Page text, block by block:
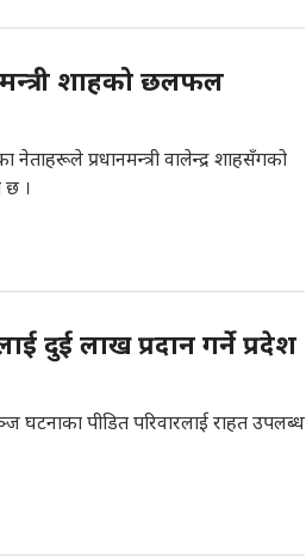
शाहको छलफल
प्रधानमन्त्री वालेन्द्र शाहसँगको
।
दुई लाख प्रदान गर्ने प्रदेश
घटनाका पीडित परिवारलाई राहत उपलब्ध